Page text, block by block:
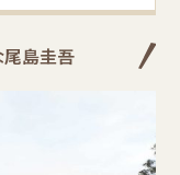
島圭吾